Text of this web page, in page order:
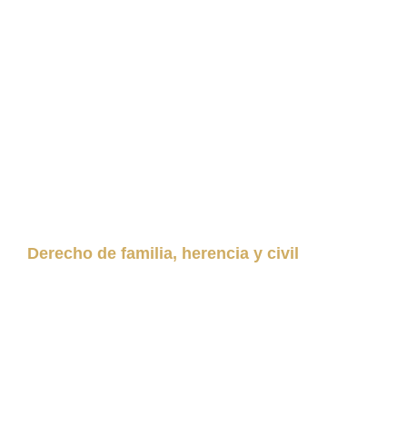
Derecho de familia, herencia y civil